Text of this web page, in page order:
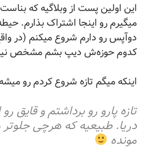
این اولین پست از وبلاگیه که
میگیرم رو اینجا اشتراک بذارم.
دوآپس رو دارم شروع میکنم (در
کدوم حوزه‌ش دیپ بشم مشخص
اینکه میگم تازه شروع کردم رو
تازه پارو رو برداشتم و
دریا. طبیعیه که هرچی جلوتر
مونده